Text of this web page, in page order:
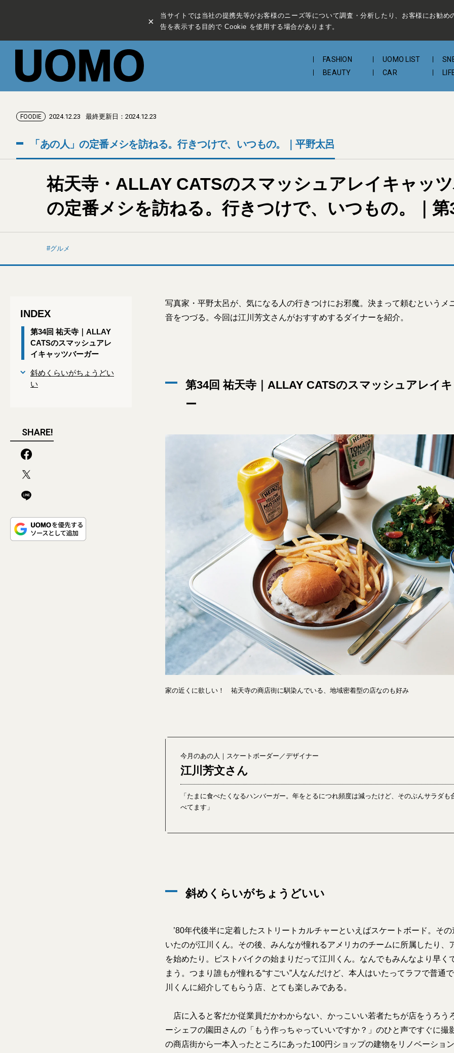
×
当サイトでは当社の提携先等がお客様のニーズ等について調査・分析したり、お客様にお勧め
告を表示する目的で Cookie を使用する場合があります。
FASHION UOMO LIST
BEAUTY
CAR
FOODIE 2024.12.23 最終更新日：2024.12.23
「あの人」の定番メシを訪ねる。行きつけで、いつもの。｜平野太呂
祐天寺・ALLAY CATSのスマッシュアレイキャッツ
の定番メシを訪ねる。行きつけで、いつもの。｜第
グルメ
INDEX
第34回 祐天寺｜ALLAY
CATSのスマッシュアレ
イキャッツバーガー
斜めくらいがちょうどい
い
SHARE!
写真家・平野太呂が、気になる人の行きつけにお邪魔。決まって頼むというメ
音をつづる。今回は江川芳文さんがおすすめするダイナーを紹介。
第34回 祐天寺｜ALLAY CATSのスマッシュアレイ
ー
家の近くに欲しい！ 祐天寺の商店街に馴染んでいる、地域密着型の店なのも好み
今月のあの人｜スケートボーダー／デザイナー
江川芳文さん
「たまに食べたくなるハンバーガー。年をとるにつれ頻度は減ったけど、そのぶんサラダも
べてます」
斜めくらいがちょうどいい
’80年代後半に定着したストリートカルチャーといえばスケートボード。その
いたのが江川くん。その後、みんなが憧れるアメリカのチームに所属したり、
を始めたり。ピストバイクの始まりだって江川くん。なんでもみんなより早く
まう。つまり誰もが憧れる“すごい”人なんだけど、本人はいたってラフで普通
川くんに紹介してもらう店、とても楽しみである。
店に入ると客だか従業員だかわからない、かっこいい若者たちが店をうろう
ーシェフの園田さんの「もう作っちゃっていいですか？」のひと声ですぐに撮
の商店街から一本入ったところにあった100円ショップの建物をリノベーション